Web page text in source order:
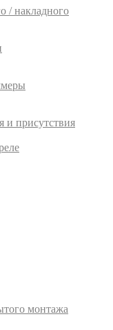
/ накладного
и присутствия
монтажа